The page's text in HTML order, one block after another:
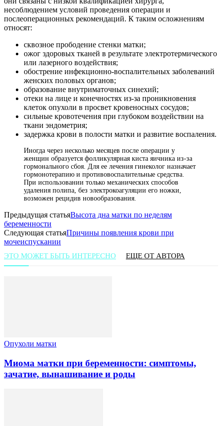
несоблюдением условий проведения операции и
послеоперационных рекомендаций. К таким осложнениям
относят:
сквозное прободение стенки матки;
ожог здоровых тканей в результате электротермического
или лазерного воздействия;
обострение инфекционно-воспалительных заболеваний
женских половых органов;
образование внутриматочных синехий;
отеки на лице и конечностях из-за проникновения
клеток опухоли в просвет кровеносных сосудов;
сильные кровотечения при глубоком воздействии на
ткани эндометрия;
задержка крови в полости матки и развитие воспаления.
Иногда через несколько месяцев после операции у
женщин образуется фолликулярная киста яичника из-за
гормонального сбоя. Для ее лечения гинеколог назначает
гормонотерапию и противовоспалительные средства.
При использовании только механических способов
удаления полипа, без электрокоагуляции его ножки,
возможен рецидив новообразования.
Предыдущая статьяВысота дна матки по неделям
беременности
Следующая статьяПричины появления крови при
мочеиспускании
ЭТО МОЖЕТ БЫТЬ ИНТЕРЕСНО ЕЩЕ ОТ АВТОРА
Опухоли матки
Миома матки при беременности: симптомы,
зачатие, вынашивание и роды